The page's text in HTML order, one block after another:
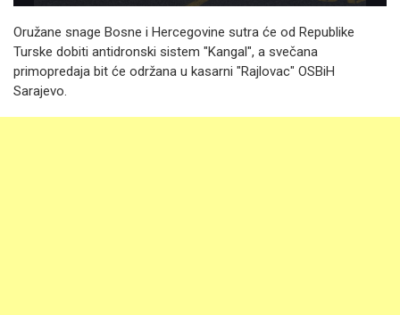
Oružane snage Bosne i Hercegovine sutra će od Republike
Turske dobiti antidronski sistem "Kangal", a svečana
primopredaja bit će održana u kasarni "Rajlovac" OSBiH
Sarajevo.